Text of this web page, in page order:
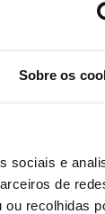
Sobre os
sociais e
de
ou recolhidas